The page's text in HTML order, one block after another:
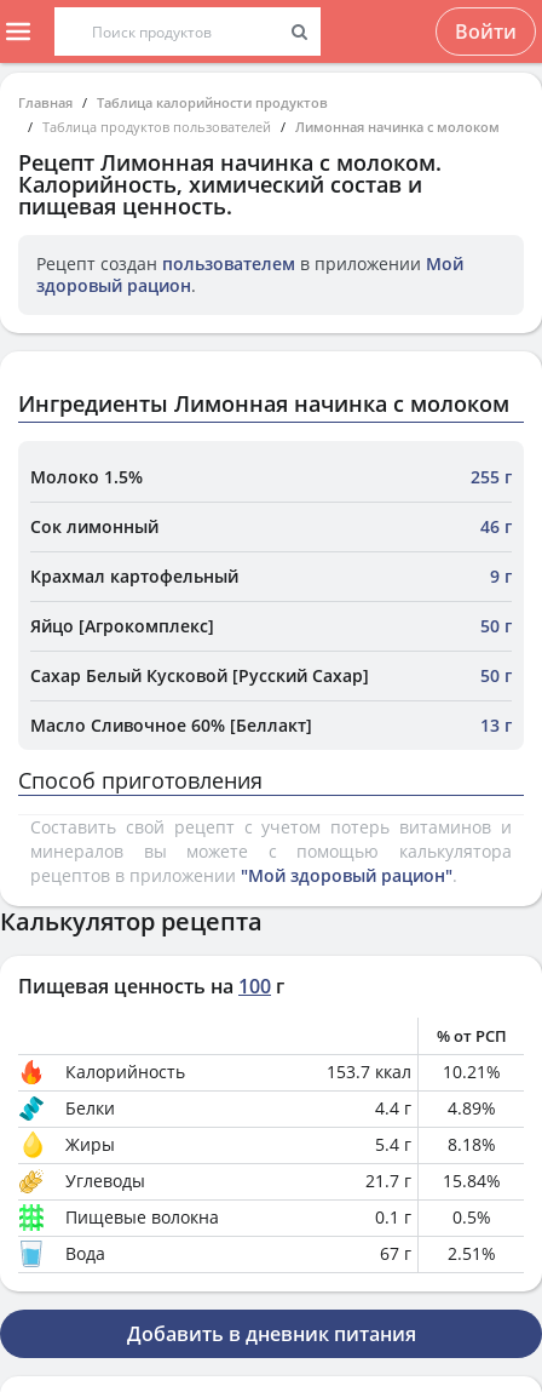
Войти
Главная
Таблица калорийности продуктов
Таблица продуктов пользователей
Лимонная начинка с молоком
Рецепт Лимонная начинка с молоком.
Калорийность, химический состав и
пищевая ценность.
Рецепт создан пользователем в приложении Мой
здоровый рацион.
Ингредиенты Лимонная начинка с молоком
Молоко 1.5% 255 г
Сок лимонный 46 г
Крахмал картофельный 9 г
Яйцо [Агрокомплекс] 50 г
Сахар Белый Кусковой [Русский Сахар] 50 г
Масло Сливочное 60% [Беллакт] 13 г
Способ приготовления
Составить свой рецепт с учетом потерь витаминов и
минералов вы можете с помощью калькулятора
рецептов в приложении "Мой здоровый рацион".
Калькулятор рецепта
Пищевая ценность на 100 г
% от РСП
Калорийность 153.7 ккал 10.21%
Белки
4.4 г 4.89%
Жиры
5.4 г 8.18%
Углеводы
21.7 г 15.84%
Пищевые волокна
0.1 г 0.5%
Вода
67 г 2.51%
Добавить в дневник питания